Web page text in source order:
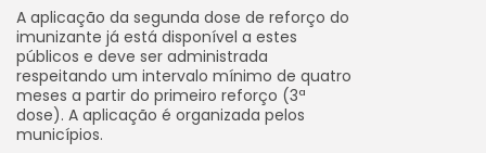
A aplicação da segunda dose de reforço do
imunizante já está disponível a estes
públicos e deve ser administrada
respeitando um intervalo mínimo de quatro
meses a partir do primeiro reforço (3ª
dose). A aplicação é organizada pelos
municípios.